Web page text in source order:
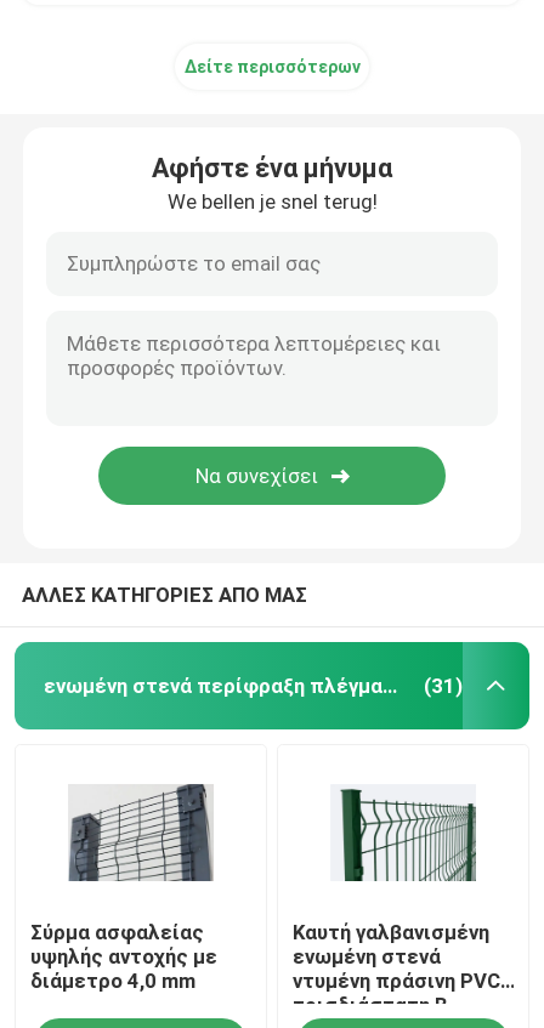
Δείτε περισσότερων
Αφήστε ένα μήνυμα
We bellen je snel terug!
ΑΛΛΕΣ ΚΑΤΗΓΟΡΙΕΣ ΑΠΟ ΜΑΣ
ενωμένη στενά περίφραξη πλέγματος (31)
Σύρμα ασφαλείας
υψηλής αντοχής με
διάμετρο 4,0 mm
Καυτή γαλβανισμένη
ενωμένη στενά
ντυμένη πράσινη PVC
τρισδιάστατη Β